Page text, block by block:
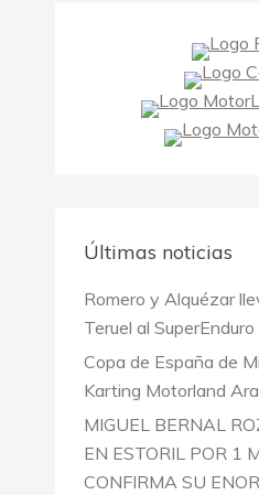
Últimas noticias
Romero y Alquézar
Teruel al
Copa de España de
Karting Motorland
MIGUEL BERNAL
EN ESTORIL POR 1
CONFIRMA SU